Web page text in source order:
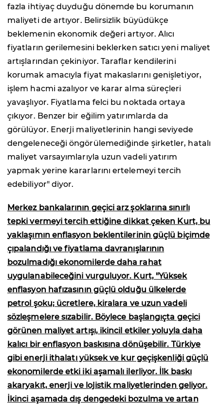
fazla ihtiyaç duyduğu dönemde bu korumanın
maliyeti de artıyor. Belirsizlik büyüdükçe
beklemenin ekonomik değeri artıyor. Alıcı
fiyatların gerilemesini beklerken satıcı yeni maliyet
artışlarından çekiniyor. Taraflar kendilerini
korumak amacıyla fiyat makaslarını genişletiyor,
işlem hacmi azalıyor ve karar alma süreçleri
yavaşlıyor. Fiyatlama felci bu noktada ortaya
çıkıyor. Benzer bir eğilim yatırımlarda da
görülüyor. Enerji maliyetlerinin hangi seviyede
dengeleneceği öngörülemediğinde şirketler, hatalı
maliyet varsayımlarıyla uzun vadeli yatırım
yapmak yerine kararlarını ertelemeyi tercih
edebiliyor" diyor.
Merkez bankalarının geçici arz şoklarına sınırlı
tepki vermeyi tercih ettiğine dikkat çeken Kurt, bu
yaklaşımın enflasyon beklentilerinin güçlü biçimde
çıpalandığı ve fiyatlama davranışlarının
bozulmadığı ekonomilerde daha rahat
uygulanabileceğini vurguluyor. Kurt, "Yüksek
enflasyon hafızasının güçlü olduğu ülkelerde
petrol şoku; ücretlere, kiralara ve uzun vadeli
sözleşmelere sızabilir. Böylece başlangıçta geçici
görünen maliyet artışı, ikincil etkiler yoluyla daha
kalıcı bir enflasyon baskısına dönüşebilir. Türkiye
gibi enerji ithalatı yüksek ve kur geçişkenliği güçlü
ekonomilerde etki iki aşamalı ilerliyor. İlk baskı
akaryakıt, enerji ve lojistik maliyetlerinden geliyor.
İkinci aşamada dış dengedeki bozulma ve artan